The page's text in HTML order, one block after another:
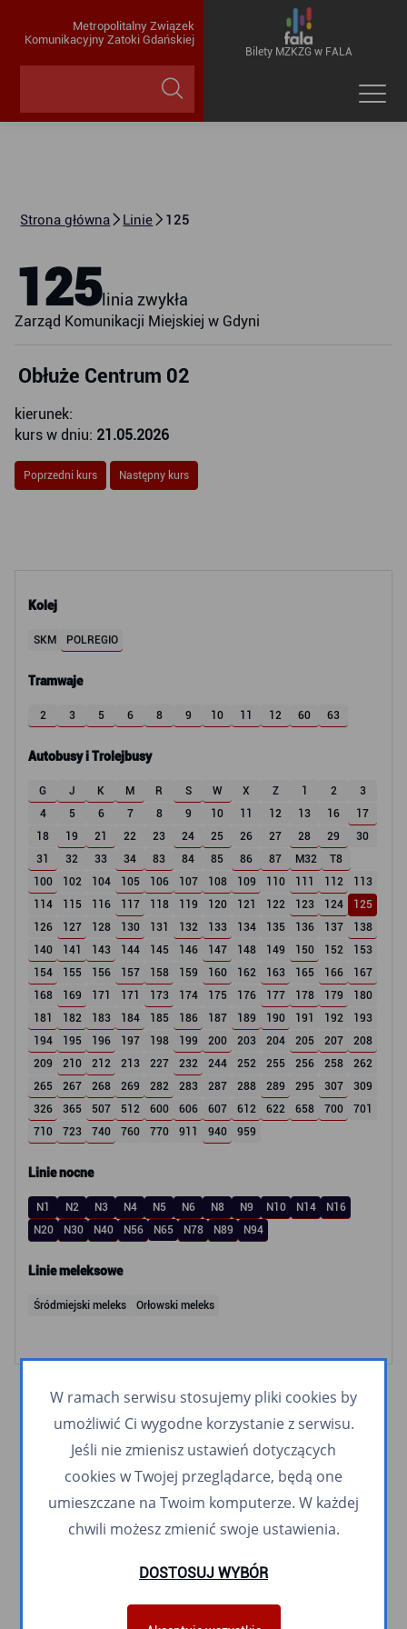
Metropolitalny Związek
Komunikacyjny Zatoki Gdańskiej
Bilety MZKZG w FALA
Strona główna Linie 125
Kolej
SKM POLREGIO
Tramwaje
2 3 5 6 8 9 10 11 12 60 63
Autobusy i Trolejbusy
G J K M R S W X Z 1 2
3
4
5 6 7 8 9 10 11 12 13 16
17
18
19 21 22 23 24 25 26 27 28 29
30
31
32 33 34 83 84 85 86 87 M32
T8
100
102 104 105 106 107 108 109 110 111 112
113
114
115 116 117 118 119 120 121 122 123 124
125
126
127 128 130 131 132 133 134 135 136 137
138
140
141 143 144 145 146 147 148 149 150 152
153
154
155 156 157 158 159 160 162 163 165 166
167
168
169 171 171 173 174 175 176 177 178 179
180
181
182 183 184 185 186 187 189 190 191 192
193
194
195 196 197 198 199 200 203 204 205 207
208
209
210 212 213 227 232 244 252 255 256 258
262
265
267 268 269 282 283 287 288 289 295 307
309
326
365 507 512 600 606 607 612 622 658 700
701
710
723 740 760 770 911 940 959
Linie nocne
N1 N2 N3 N4 N5 N6 N8 N9 N10 N14
N16
N20
N30 N40 N56 N65 N78 N89 N94
Linie meleksowe
Śródmiejski meleks Orłowski meleks
125linia zwykła
Zarząd Komunikacji Miejskiej w Gdyni
Obłuże Centrum 02
kierunek:
kurs w dniu: 21.05.2026
Poprzedni kurs Następny kurs
W ramach serwisu stosujemy pliki cookies by
umożliwić Ci wygodne korzystanie z serwisu.
Jeśli nie zmienisz ustawień dotyczących
cookies w Twojej przeglądarce, będą one
umieszczane na Twoim komputerze. W każdej
chwili możesz zmienić swoje ustawienia.
DOSTOSUJ WYBÓR